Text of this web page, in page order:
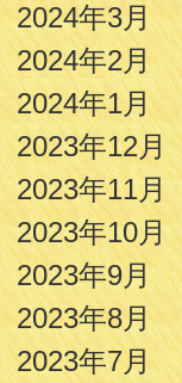
2024年3月
2024年2月
2024年1月
2023年12月
2023年11月
2023年10月
2023年9月
2023年8月
2023年7月